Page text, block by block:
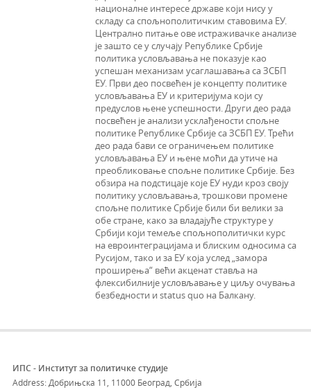
националне интересе државе који нису у
складу са спољнополитичким ставовима ЕУ.
Централно питање ове истраживачке анализе
је зашто се у случају Републике Србије
политика условљавања не показује као
успешан механизам усаглашавања са ЗСБП
ЕУ. Први део посвећен је концепту политике
условљавања ЕУ и критеријума који су
предуслов њене успешности. Други део рада
посвећен је анализи усклађености спољне
политике Републике Србије са ЗСБП ЕУ. Трећи
део рада бави се ограничењем политике
условљавања ЕУ и њене моћи да утиче на
преобликовање спољне политике Србије. Без
обзира на подстицаје које ЕУ нуди кроз своју
политику условљавања, трошкови промене
спољне политике Србије били би велики за
обе стране, како за владајуће структуре у
Србији који темеље спољнополитички курс
на евроинтеграцијама и блиским односима са
Русијом, тако и за ЕУ која услед „замора
проширења“ већи акценат ставља на
флексибилније условљавање у циљу очувања
безбедности и status quo на Балкану.
ИПС - Институт за политичке студије
Address: Добрињска 11, 11000 Београд, Србија